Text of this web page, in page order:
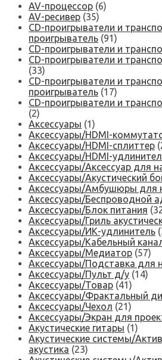
AV-процессор (6)
AV-ресивер (35)
CD-проигрыватели и
проигрыватель (91)
CD-проигрыватели и
CD-проигрыватели и
(33)
CD-проигрыватели и
проигрыватель (17)
CD-проигрыватели и
(2)
Аксессуары (1)
Аксессуары/HDMI-
Аксессуары/HDMI-сплиттер
Аксессуары/HDMI-
Аксессуары/Аксессуар для
Аксессуары/Акустический
Аксессуары/Амбушюры для
Аксессуары/Беспроводной
Аксессуары/Блок питания
Аксессуары/Гриль
Аксессуары/ИК-удлинитель
Аксессуары/Кабельный
Аксессуары/Медиатор (57)
Аксессуары/Подставка для
Аксессуары/Пульт д/у (14)
Аксессуары/Товар (41)
Аксессуары/Фрактальный
Аксессуары/Чехол (21)
Аксессуары/Экран для
Акустические гитары (1)
Акустические системы/
акустика (23)